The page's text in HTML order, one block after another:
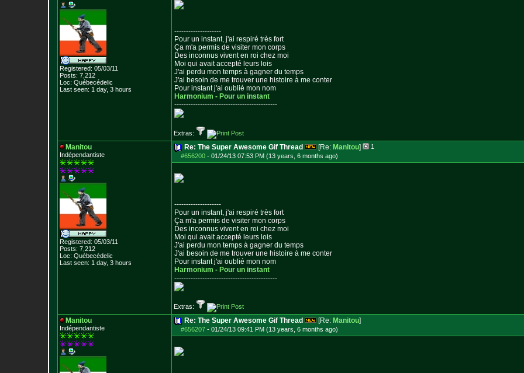
Registered: 05/03/11
Posts: 7,212
Loc: Québecédelic
Last seen: 1 day, 3 hours
--------------------
Pour un instant, j'ai respiré très fort
Ça m'a permis de visiter mon corps
Des inconnus vivent en roi chez moi
Moi qui avait accepté leurs lois
J'ai perdu mon temps à gagner du temps
J'ai besoin de me trouver une histoire à me conter
Pour instant j'ai oublié mon nom
Harmonium - Pour un instant
--------------------------------------------
Extras:
Manitou
Indépendantiste
Registered: 05/03/11
Posts: 7,212
Loc: Québecédelic
Last seen: 1 day, 3 hours
Re: The Super Awesome Gif Thread [Re: Manitou]
1
#656200 - 01/24/13 07:53 PM (13 years, 6 months ago)
--------------------
Pour un instant, j'ai respiré très fort
Ça m'a permis de visiter mon corps
Des inconnus vivent en roi chez moi
Moi qui avait accepté leurs lois
J'ai perdu mon temps à gagner du temps
J'ai besoin de me trouver une histoire à me conter
Pour instant j'ai oublié mon nom
Harmonium - Pour un instant
--------------------------------------------
Extras:
Manitou
Indépendantiste
Re: The Super Awesome Gif Thread [Re: Manitou]
#656207 - 01/24/13 09:41 PM (13 years, 6 months ago)